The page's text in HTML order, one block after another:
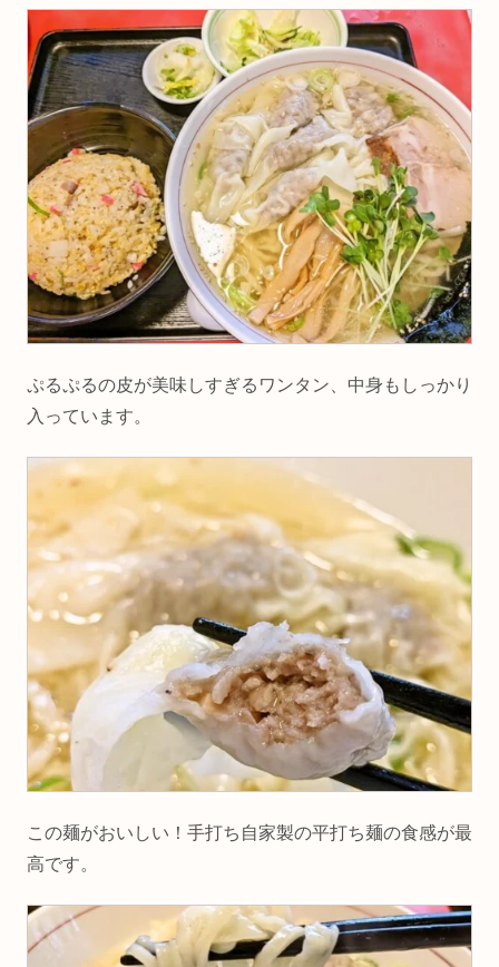
ぷるぷるの皮が美味しすぎるワンタン、中身もしっかり
入っています。
この麺がおいしい！手打ち自家製の平打ち麺の食感が最
高です。